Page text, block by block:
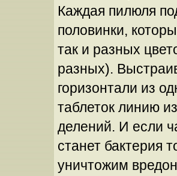
Каждая пилюля
половинки,
так и разных
разных).
горизонтали из
таблеток линию
делений. И если
станет бактерия
уничтожим